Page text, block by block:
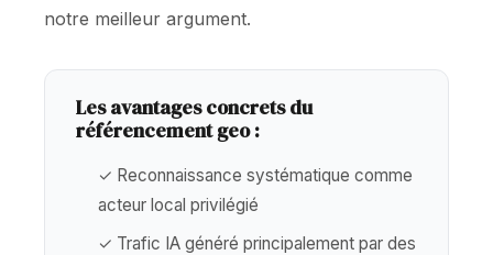
notre meilleur argument.
Les avantages concrets du
référencement geo :
✓ Reconnaissance systématique comme
acteur local privilégié
✓ Trafic IA généré principalement par des